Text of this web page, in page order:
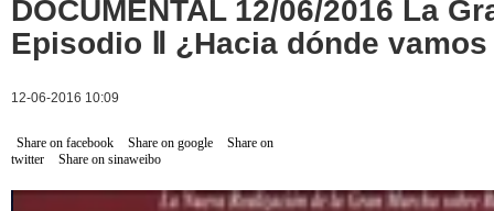
DOCUMENTAL 12/06/2016 La
Episodio Ⅱ ¿Hacia dónde vamos
12-06-2016 10:09
Share on facebook Share on google
Share on
twitter
Share on sinaweibo